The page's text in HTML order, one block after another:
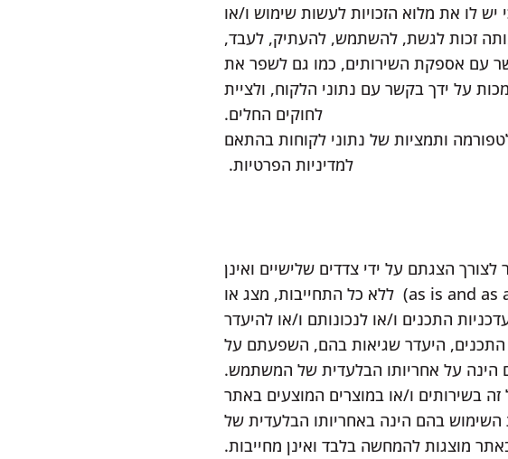
לו את מלוא הזכויות לעשות שימוש ו/או
זכות לגשת, להשתמש, להעתיק, לעבד,
עם אספקת השירותים, כמו גם לשפר את
על ידך בקשר עם נתוני הלקוח, ולציית
לחוקים החלים.
ותמציות של נתוני לקוחות בהתאם
למדיניות הפרטיות.
הצגתם על ידי צדדים שלישיים ואינן
מבוקרים על ידי העמותה. בהתאם, תכנים אלו מוצגים כפי שהם (as is and as available) ללא כל התחייבות, מצג או
התכנים ו/או לנכונותם ו/או להיעדר
התכנים, היעדר שגיאות בהם, השפעתם על
על אחריותו הבלעדית של המשתמש.
בשירותים ו/או במוצרים המוצעים באתר
בהם הינה באחריותו הבלעדית של
מוצגות להמחשה בלבד ואינן מחייבות.